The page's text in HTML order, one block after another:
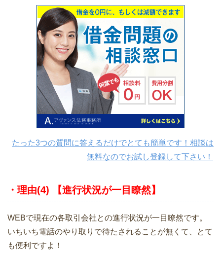
たった3つの質問に答えるだけでとても簡単です！相談は
無料なのでお試し登録して下さい！
・理由(4) 【進行状況が一目瞭然】
WEBで現在の各取引会社との進行状況が一目瞭然です。
いちいち電話のやり取りで待たされることが無くて、とて
も便利ですよ！